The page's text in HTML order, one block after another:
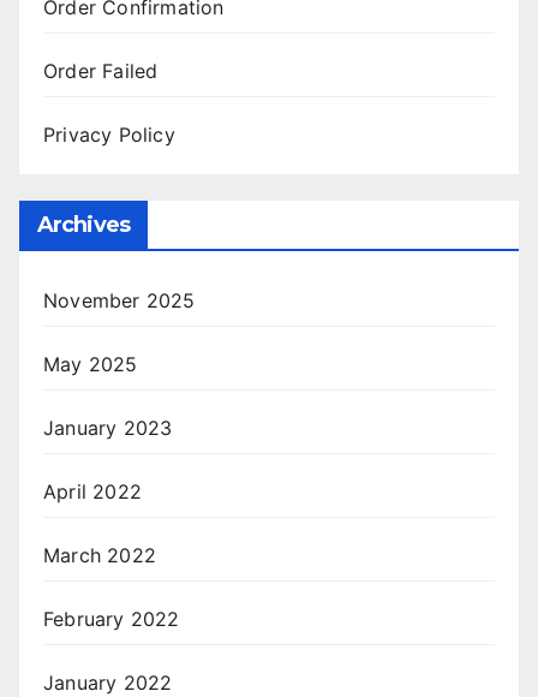
Order Confirmation
Order Failed
Privacy Policy
Archives
November 2025
May 2025
January 2023
April 2022
March 2022
February 2022
January 2022